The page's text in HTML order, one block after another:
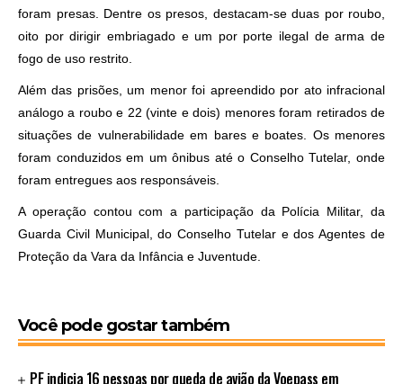
foram presas. Dentre os presos, destacam-se duas por roubo,
oito por dirigir embriagado e um por porte ilegal de arma de
fogo de uso restrito.
Além das prisões, um menor foi apreendido por ato infracional
análogo a roubo e 22 (vinte e dois) menores foram retirados de
situações de vulnerabilidade em bares e boates. Os menores
foram conduzidos em um ônibus até o Conselho Tutelar, onde
foram entregues aos responsáveis.
A operação contou com a participação da Polícia Militar, da
Guarda Civil Municipal, do Conselho Tutelar e dos Agentes de
Proteção da Vara da Infância e Juventude.
Você pode gostar também
PF indicia 16 pessoas por queda de avião da Voepass em